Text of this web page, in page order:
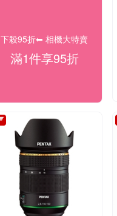
下殺95折⬅︎ 相機大特賣
滿1件享95折